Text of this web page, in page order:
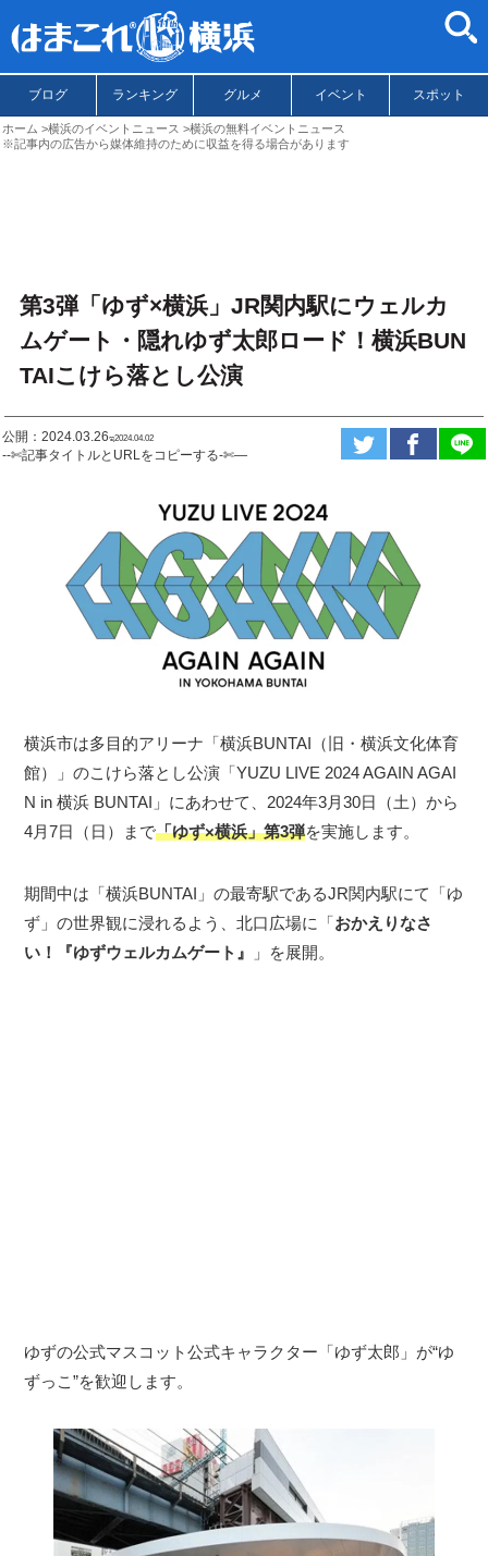
ブログ ランキング グルメ イベント スポット
ホーム 横浜のイベントニュース
横浜の無料イベントニュース
※記事内の広告から媒体維持のために収益を得る場合があります
第3弾「ゆず×横浜」JR関内駅にウェルカ
ムゲート・隠れゆず太郎ロード！横浜BUN
TAIこけら落とし公演
公開：2024.03.26ಇ2024.04.02
--✄記事タイトルとURLをコピーする-✄—
横浜市は多目的アリーナ「横浜BUNTAI（旧・横浜文化体育
館）」のこけら落とし公演「YUZU LIVE 2024 AGAIN AGAI
N in 横浜 BUNTAI」にあわせて、2024年3月30日（土）から
4月7日（日）まで「ゆず×横浜」第3弾を実施します。
期間中は「横浜BUNTAI」の最寄駅であるJR関内駅にて「ゆ
ず」の世界観に浸れるよう、北口広場に「おかえりなさ
い！『ゆずウェルカムゲート』
」を展開。
ゆずの公式マスコット公式キャラクター「ゆず太郎」が“ゆ
ずっこ”を歓迎します。